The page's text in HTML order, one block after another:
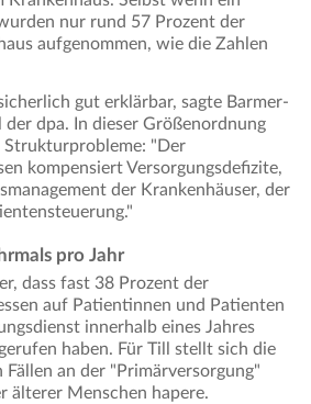
nur rund 57 Prozent der
aufgenommen, wie die Zahlen
gut erklärbar, sagte Barmer-
dpa. In dieser Größenordnung
Strukturprobleme: "Der
kompensiert Versorgungsdefizite,
der Krankenhäuser, der
pro Jahr
dass fast 38 Prozent der
auf Patientinnen und Patienten
innerhalb eines Jahres
haben. Für Till stellt sich die
Fällen an der "Primärversorgung"
älterer Menschen hapere.